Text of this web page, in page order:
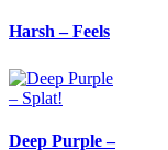
Harsh – Feels
Deep Purple –